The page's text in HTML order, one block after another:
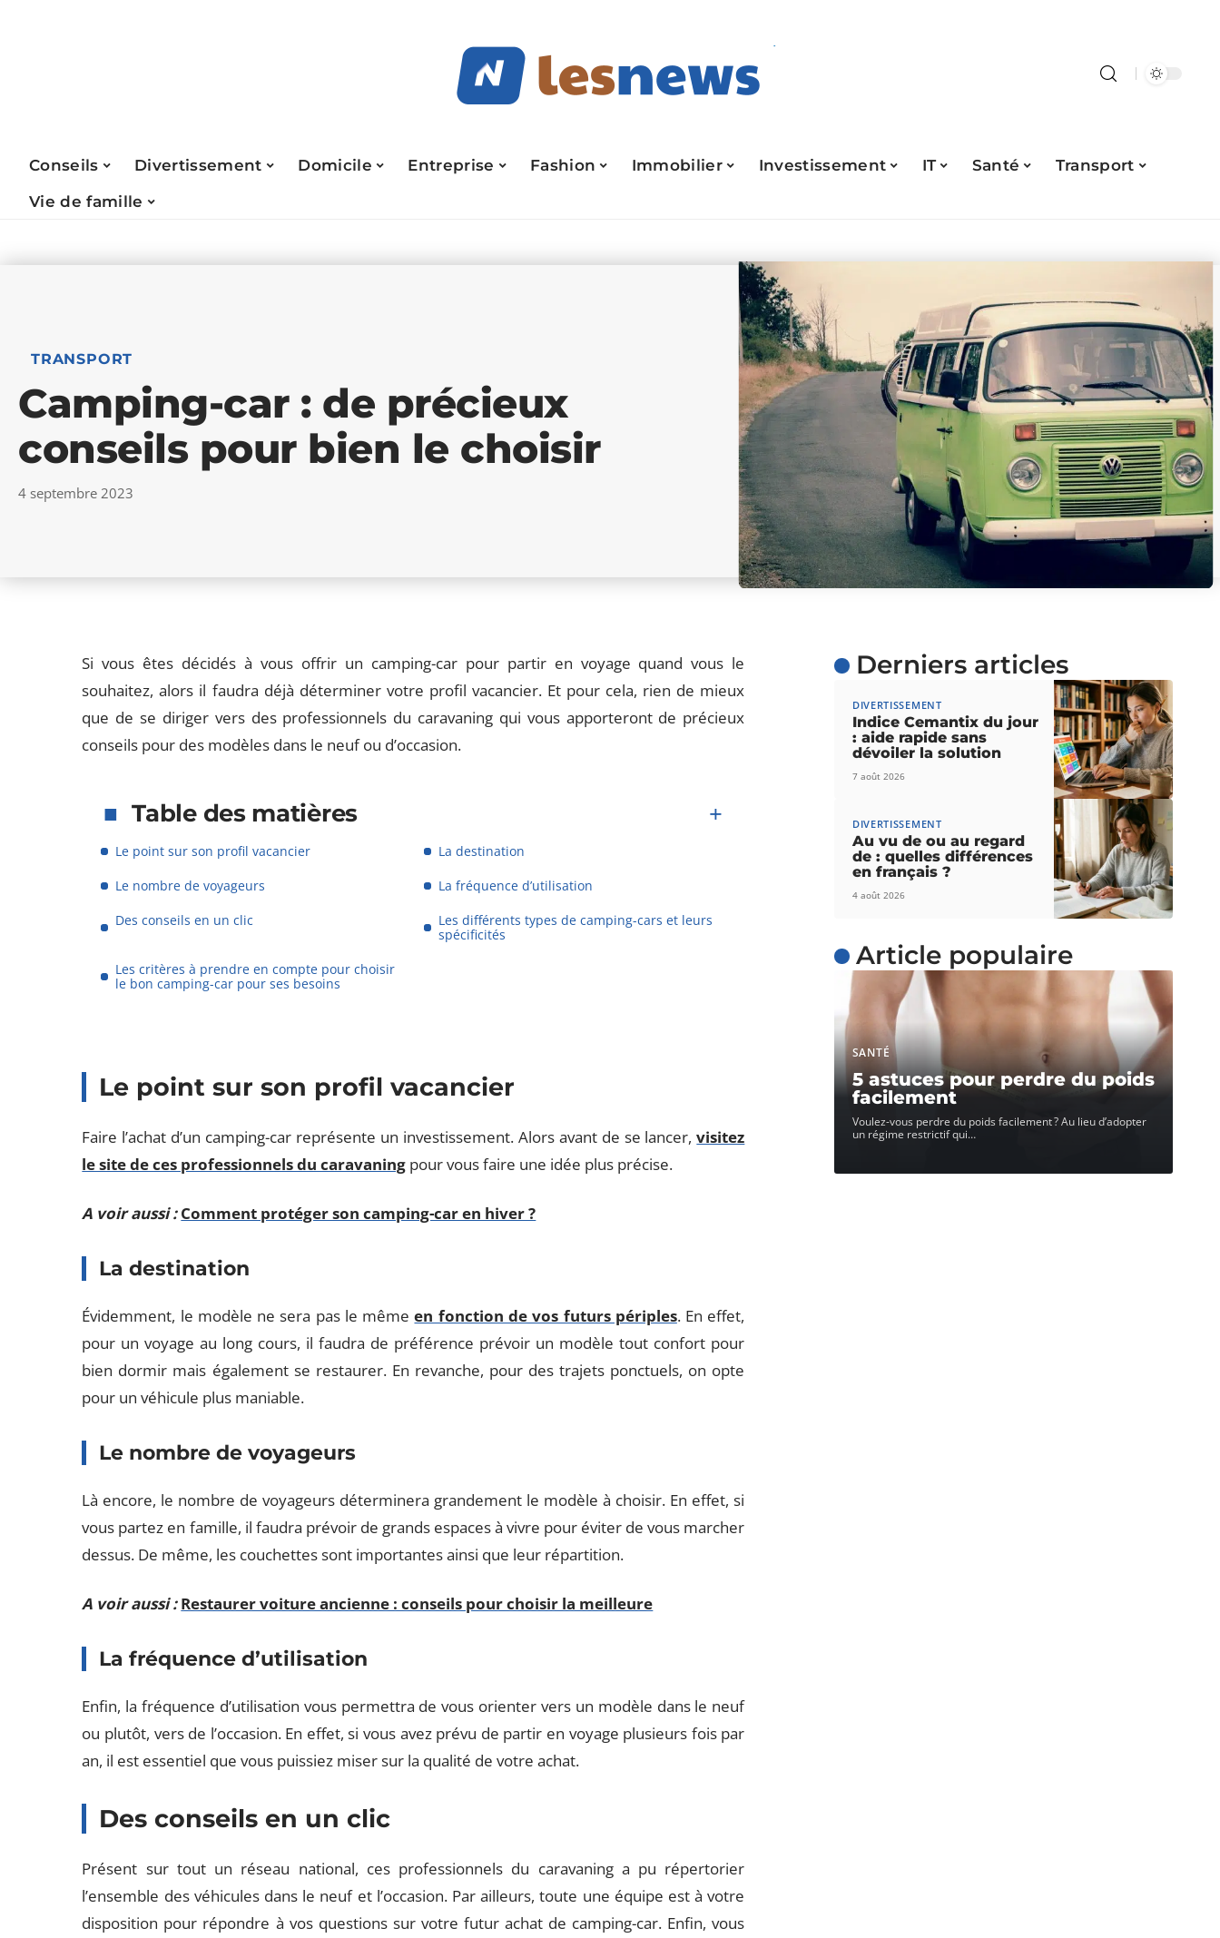
Conseils Divertissement Domicile Entreprise Fashion Immobilier Investissement IT Santé
Transport
Vie de famille
TRANSPORT
Camping-car : de précieux
conseils pour bien le choisir
4 septembre 2023
Si vous êtes décidés à vous offrir un camping-car pour partir en voyage quand vous le
souhaitez, alors il faudra déjà déterminer votre profil vacancier. Et pour cela, rien de mieux
que de se diriger vers des professionnels du caravaning qui vous apporteront de précieux
conseils pour des modèles dans le neuf ou d’occasion.
Table des matières
Le point sur son profil vacancier
La destination
Le nombre de voyageurs
La fréquence d’utilisation
Des conseils en un clic
Les différents types de camping-cars et leurs
spécificités
Les critères à prendre en compte pour choisir
le bon camping-car pour ses besoins
Le point sur son profil vacancier
Faire l’achat d’un camping-car représente un investissement. Alors avant de se lancer,visitez
le site de ces professionnels du caravaning pour vous faire une idée plus précise.
A voir aussi : Comment protéger son camping-car en hiver ?
La destination
Évidemment, le modèle ne sera pas le mêmeen fonction de vos futurs périples. En effet,
pour un voyage au long cours, il faudra de préférence prévoir un modèle tout confort pour
bien dormir mais également se restaurer. En revanche, pour des trajets ponctuels, on opte
pour un véhicule plus maniable.
Le nombre de voyageurs
Là encore, le nombre de voyageurs déterminera grandement le modèle à choisir. En effet, si
vous partez en famille, il faudra prévoir de grands espaces à vivre pour éviter de vous marcher
dessus. De même, les couchettes sont importantes ainsi que leur répartition.
A voir aussi : Restaurer voiture ancienne : conseils pour choisir la meilleure
La fréquence d’utilisation
Enfin, la fréquence d’utilisation vous permettra de vous orienter vers un modèle dans le neuf
ou plutôt, vers de l’occasion. En effet, si vous avez prévu de partir en voyage plusieurs fois par
an, il est essentiel que vous puissiez miser sur la qualité de votre achat.
Des conseils en un clic
Présent sur tout un réseau national, ces professionnels du caravaning a pu répertorier
l’ensemble des véhicules dans le neuf et l’occasion. Par ailleurs, toute une équipe est à votre
disposition pour répondre à vos questions sur votre futur achat de camping-car. Enfin, vous
Derniers articles
DIVERTISSEMENT
Indice Cemantix du jour
: aide rapide sans
dévoiler la solution
7 août 2026
DIVERTISSEMENT
Au vu de ou au regard
de : quelles différences
en français ?
4 août 2026
Article populaire
SANTÉ
5 astuces pour perdre du poids
facilement
Voulez-vous perdre du poids facilement ? Au lieu d’adopter
un régime restrictif qui…